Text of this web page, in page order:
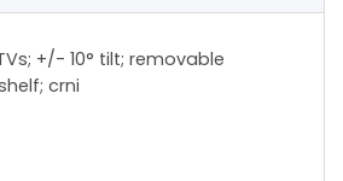
+/- 10° tilt; removable
crni